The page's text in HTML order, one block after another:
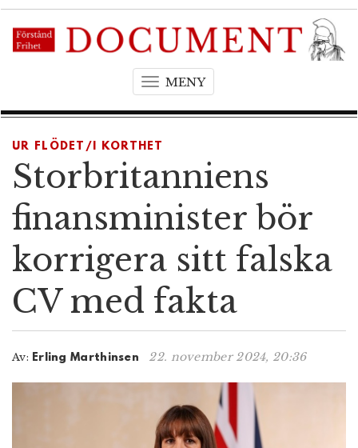
MENYT
g
l
a
i
g
a
t
i
o
UR FLÖDET/I KORTHET
Storbritanniens
finansminister bör
korrigera sitt falska
CV med fakta
Av: Erling Marthinsen 22. november 2024, 20:36